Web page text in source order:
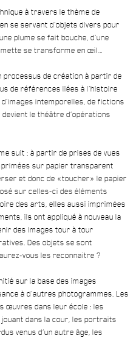
à travers le thème de
se servant d’objets divers pour
plume se fait bouche, d’une
se transforme en œil…
de création à partir de
de références liées à l’histoire
intemporelles, de fictions
le théâtre d’opérations
suit : à partir de prises de vues
sur papier transparent
et donc de «toucher» le papier
sur celles-ci des éléments
des arts, elles aussi imprimées
ils ont appliqué à nouveau la
des images tour à tour
Des objets se sont
vous les reconnaitre ?
sur la base des images
à d’autres photogrammes. Les
œuvres dans leur école : les
dans la cour, les portraits
venus d’un autre âge, les